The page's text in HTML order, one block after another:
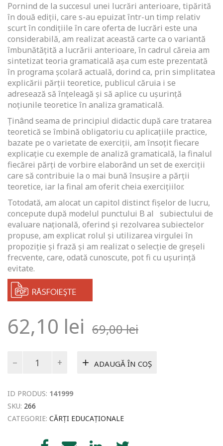
Pornind de la succesul unei lucrări anterioare, tipărită
în două ediții, care s-au epuizat într-un timp relativ
scurt în condițiile în care oferta de lucrări este una
considerabilă, am realizat această carte ca o variantă
îmbunătățită a lucrării anterioare, în cadrul căreia am
sintetizat teoria gramaticală așa cum este prezentată
în programa școlară actuală, dorind ca, prin simplitatea
explicării părții teoretice, publicul căruia i se
adresează să înțeleagă și să aplice cu ușurință
noțiunile teoretice în analiza gramaticală.
Ținând seama de principiul didactic după care tratarea
teoretică se îmbină obligatoriu cu aplicațiile practice,
bazate pe o varietate de exerciții, am însoțit fiecare
explicație cu exemple de analiză gramaticală, la finalul
fiecărei părți de vorbire elaborând un set de exerciții
care să contribuie la o mai bună însușire a părții
teoretice, iar la final am oferit cheia exercițiilor.
Totodată, am alocat un capitol distinct fișelor de lucru,
concepute după modelul punctului B al subiectului de
evaluare națională, oferind și rezolvarea subiectelor
propuse, am explicat rolul și utilizarea virgulei în
propoziție și frază şi am realizat o selecție de greșeli
frecvente, care, odată cunoscute, pot fi cu ușurință
evitate.
69,00lei
62,10 lei
Gramatica
limbii
române
prin
ADAUGĂ ÎN COȘ
ID PRODUS: 141999
SKU: 266
CATEGORIE: CĂRȚI EDUCAȚIONALE